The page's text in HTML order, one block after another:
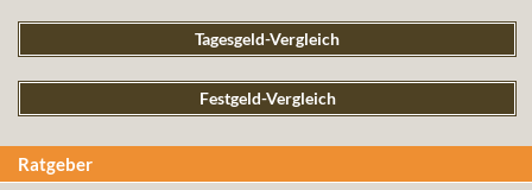
Tagesgeld-Vergleich
Festgeld-Vergleich
Ratgeber